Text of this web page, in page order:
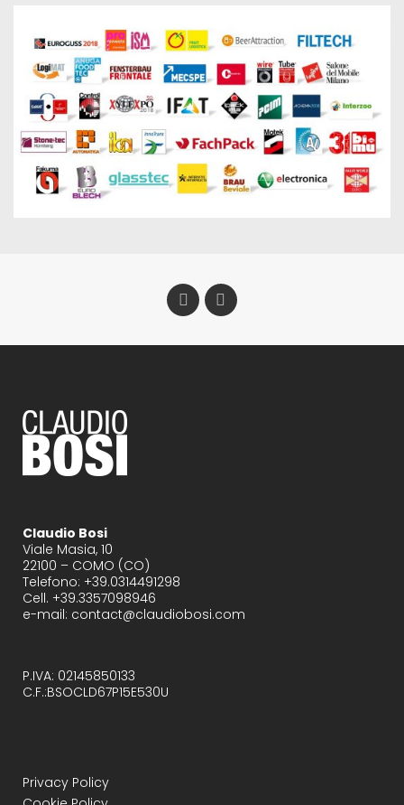
Claudio Bosi
Viale Masia, 10
22100 – COMO (CO)
Telefono: +39.0314491298
Cell. +39.3357098946
e-mail: contact@claudiobosi.com
P.IVA: 02145850133
C.F.:BSOCLD67P15E530U
Privacy Policy